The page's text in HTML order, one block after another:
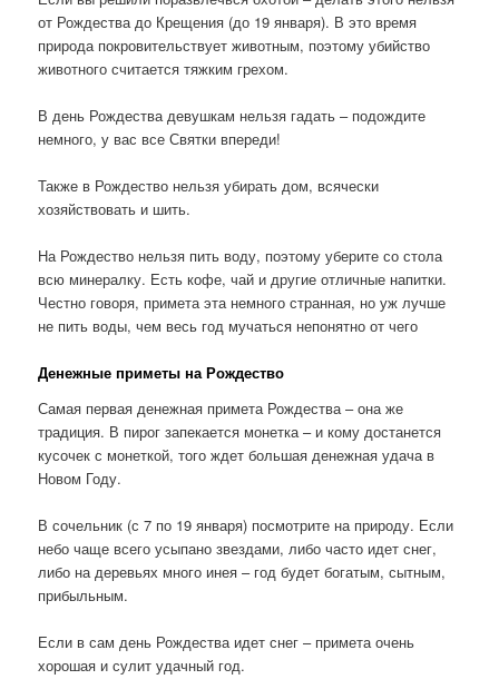
от Рождества до Крещения (до 19 января). В это время
природа покровительствует животным, поэтому убийство
животного считается тяжким грехом.
В день Рождества девушкам нельзя гадать – подождите
немного, у вас все Святки впереди!
Также в Рождество нельзя убирать дом, всячески
хозяйствовать и шить.
На Рождество нельзя пить воду, поэтому уберите со стола
всю минералку. Есть кофе, чай и другие отличные напитки.
Честно говоря, примета эта немного странная, но уж лучше
не пить воды, чем весь год мучаться непонятно от чего
Денежные приметы на Рождество
Самая первая денежная примета Рождества – она же
традиция. В пирог запекается монетка – и кому достанется
кусочек с монеткой, того ждет большая денежная удача в
Новом Году.
В сочельник (с 7 по 19 января) посмотрите на природу. Если
небо чаще всего усыпано звездами, либо часто идет снег,
либо на деревьях много инея – год будет богатым, сытным,
прибыльным.
Если в сам день Рождества идет снег – примета очень
хорошая и сулит удачный год.